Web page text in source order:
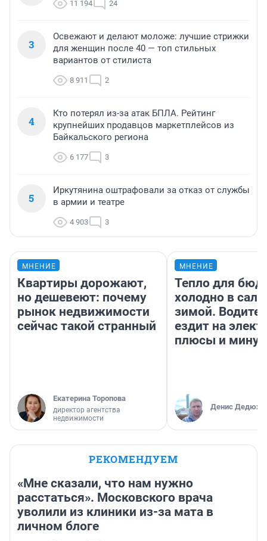
11 194 24
3
Освежают и делают моложе: лучшие стрижки
для женщин после 40 — топ стильных
вариантов от стилиста
8 911 2
4
Кто потерял из-за атак БПЛА. Рейтинг
крупнейших продавцов маркетплейсов из
Байкальского региона
6 177 3
5
Иркутянина оштрафовали за отказ от службы
в армии и театре
4 903 3
МНЕНИЕ
Квартиры дорожают,
но дешевеют: почему
рынок недвижимости
сейчас такой странный
Екатерина Торопова
директор агентства
недвижимости
МНЕНИЕ
Тепло для
холодно в
зимой.
ездит на
плюсы и
Денис
РЕКОМЕНДУЕМ
«Мне сказали, что нам нужно
расстаться». Московского врача
уволили из клиники из-за мата в
личном блоге